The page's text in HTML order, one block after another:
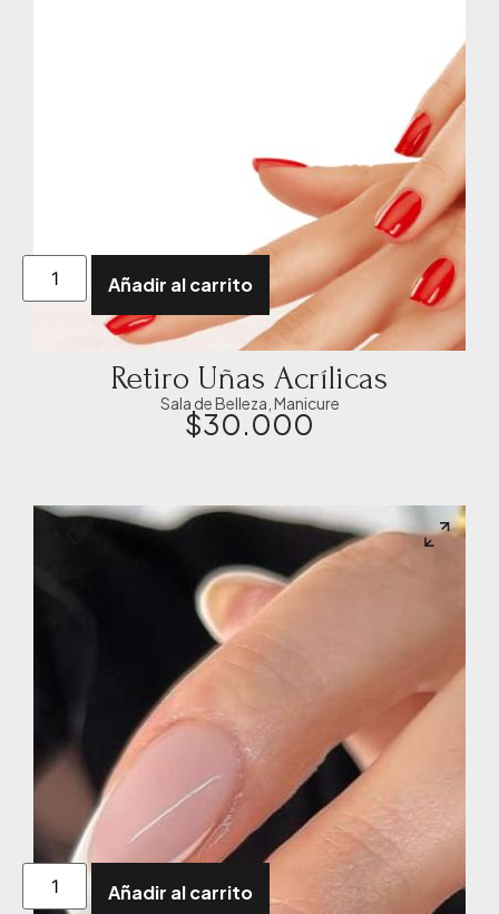
Añadir al carrito
Retiro Uñas Acrílicas
Sala de Belleza Manicure
$30.000
Añadir al carrito